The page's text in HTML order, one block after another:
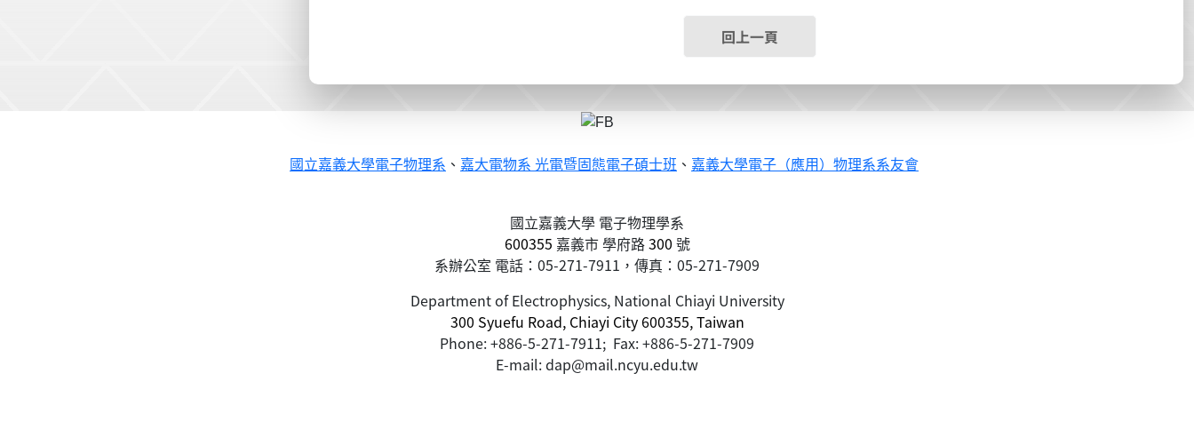
回上一頁
國立嘉義大學電子物理系 、 嘉大電物系 光電暨固態電子碩士班 、 嘉義大學電子（應用）物理系系友會
國立嘉義大學 電子物理學系
600355 嘉義市學府路300 號
系辦公室 電話：05-271-7911，傳真：05-271-7909
Department of Electrophysics, National Chiayi University
300 Syuefu Road, Chiayi City 600355, Taiwan
Phone: +886-5-271-7911; Fax: +886-5-271-7909
E-mail: dap@mail.ncyu.edu.tw